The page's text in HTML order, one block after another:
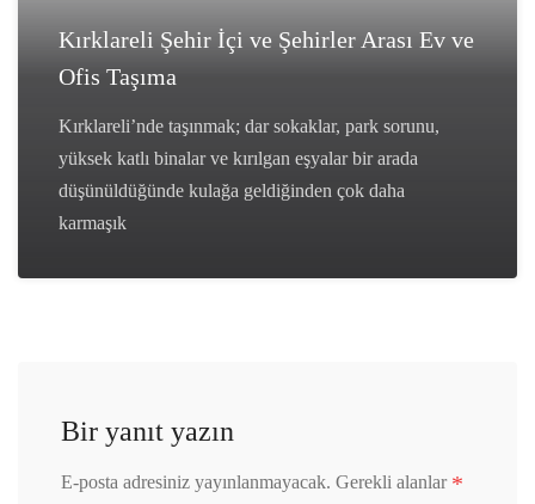
Kırklareli Şehir İçi ve Şehirler Arası Ev ve
Ofis Taşıma
Kırklareli’nde taşınmak; dar sokaklar, park sorunu,
yüksek katlı binalar ve kırılgan eşyalar bir arada
düşünüldüğünde kulağa geldiğinden çok daha
karmaşık
Bir yanıt yazın
E-posta adresiniz yayınlanmayacak. Gerekli alanlar *